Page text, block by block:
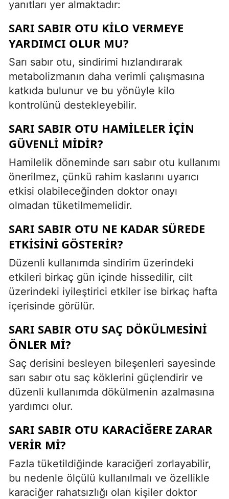
yanıtları yer almaktadır:
SARI SABIR OTU KILO VERMEYE
YARDIMCI OLUR MU?
Sarı sabır otu, sindirimi hızlandırarak
metabolizmanın daha verimli çalışmasına
katkıda bulunur ve bu yönüyle kilo
kontrolünü destekleyebilir.
SARI SABIR OTU HAMILELER IÇIN
GÜVENLI MIDIR?
Hamilelik döneminde sarı sabır otu kullanımı
önerilmez, çünkü rahim kaslarını uyarıcı
etkisi olabileceğinden doktor onayı
olmadan tüketilmemelidir.
SARI SABIR OTU NE KADAR SÜREDE
ETKISINI GÖSTERIR?
Düzenli kullanımda sindirim üzerindeki
etkileri birkaç gün içinde hissedilir, cilt
üzerindeki iyileştirici etkiler ise birkaç hafta
içerisinde görülür.
SARI SABIR OTU SAÇ DÖKÜLMESINI
ÖNLER MI?
Saç derisini besleyen bileşenleri sayesinde
sarı sabır otu saç köklerini güçlendirir ve
düzenli kullanımda dökülmenin azalmasına
yardımcı olur.
SARI SABIR OTU KARACIĞERE ZARAR
VERIR MI?
Fazla tüketildiğinde karaciğeri zorlayabilir,
bu nedenle ölçülü kullanılmalı ve özellikle
karaciğer rahatsızlığı olan kişiler doktor